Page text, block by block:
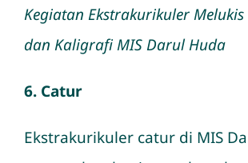
Kegiatan Ekstrakurikuler Melukis
dan Kaligrafi MIS Darul Huda
6. Catur
Ekstrakurikuler catur di MIS